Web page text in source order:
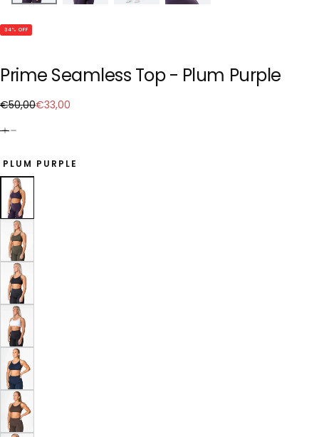
34% OFF
Prime Seamless Top - Plum Purple
€33,00
Regular
€50,00Sale
€33,00
PLUM PURPLE